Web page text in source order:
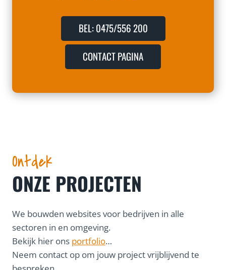
BEL: 0475/556 200
CONTACT PAGINA
Ontdek
ONZE PROJECTEN
We bouwden websites voor bedrijven in alle
sectoren in en omgeving.
Bekijk hier ons portfolio…
Neem contact op om jouw project vrijblijvend te